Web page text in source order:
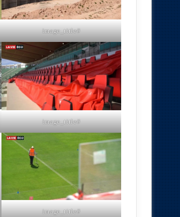
#image_title
#image_title
#image_title